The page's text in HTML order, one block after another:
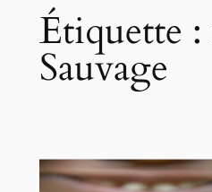
Étiquette :
Sauvage